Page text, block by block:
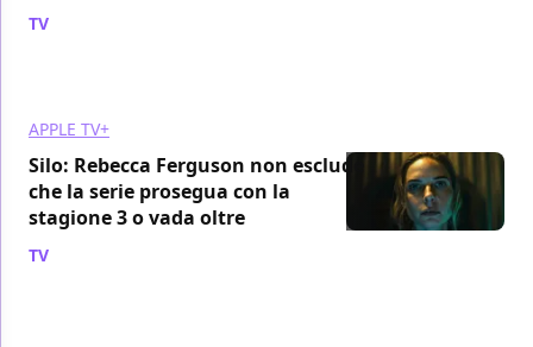
TV
APPLE TV+
Silo: Rebecca Ferguson non esclude
che la serie prosegua con la
stagione 3 o vada oltre
TV